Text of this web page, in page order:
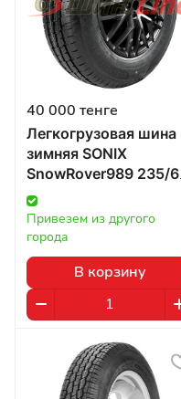
40 000 тенге
Легкогрузовая шина
зимняя SONIX
SnowRover989 235/65
R16 115/113R в
Казахстане
Привезем из другого
города
В корзину